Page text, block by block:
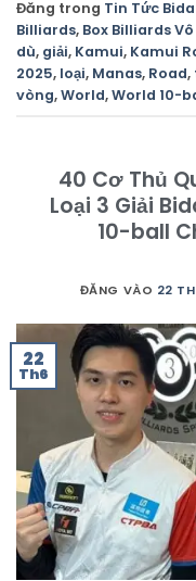
Đăng trong Tin Tức Bida
Billiards, Box Billiards
dù, giải, Kamui, Kamui
2025, loại, Manas, Road,
vòng,World,World 10-
40 Cơ Thủ
Loại 3 Giải
10-ball
ĐĂNG VÀO 22
22
Th6